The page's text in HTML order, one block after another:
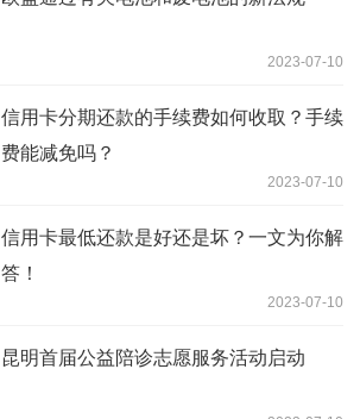
2023-07-10
信用卡分期还款的手续费如何收取？手续
费能减免吗？
2023-07-10
信用卡最低还款是好还是坏？一文为你解
答！
2023-07-10
昆明首届公益陪诊志愿服务活动启动